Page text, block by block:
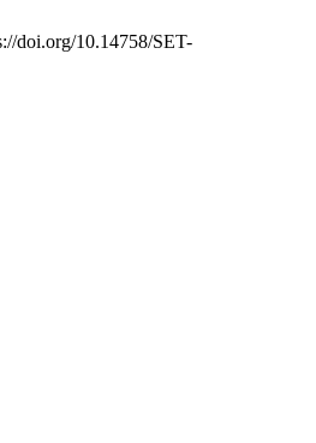
doi.org/10.14758/SET-